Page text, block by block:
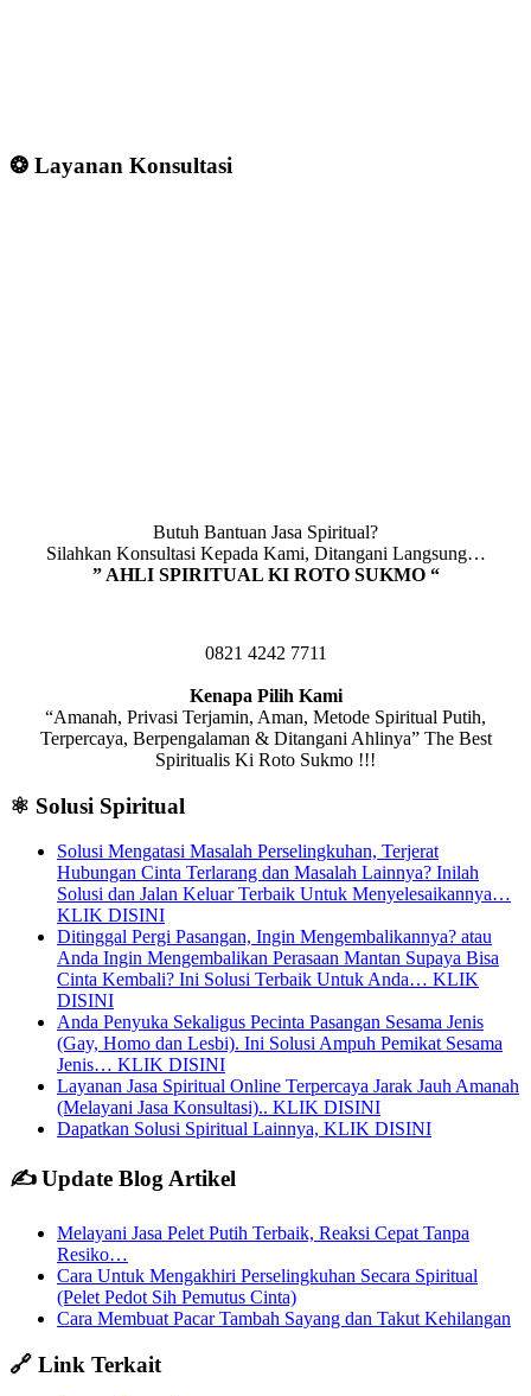
❂ Layanan Konsultasi
Butuh Bantuan Jasa Spiritual?
Silahkan Konsultasi Kepada Kami, Ditangani Langsung…
” AHLI SPIRITUAL KI ROTO SUKMO “
0821 4242 7711
Kenapa Pilih Kami
“Amanah, Privasi Terjamin, Aman, Metode Spiritual Putih,
Terpercaya, Berpengalaman & Ditangani Ahlinya” The Best
Spiritualis Ki Roto Sukmo !!!
⚛️ Solusi Spiritual
Solusi Mengatasi Masalah Perselingkuhan, Terjerat
Hubungan Cinta Terlarang dan Masalah Lainnya? Inilah
Solusi dan Jalan Keluar Terbaik Untuk Menyelesaikannya…
KLIK DISINI
Ditinggal Pergi Pasangan, Ingin Mengembalikannya? atau
Anda Ingin Mengembalikan Perasaan Mantan Supaya Bisa
Cinta Kembali? Ini Solusi Terbaik Untuk Anda… KLIK
DISINI
Anda Penyuka Sekaligus Pecinta Pasangan Sesama Jenis
(Gay, Homo dan Lesbi). Ini Solusi Ampuh Pemikat Sesama
Jenis… KLIK DISINI
Layanan Jasa Spiritual Online Terpercaya Jarak Jauh Amanah
(Melayani Jasa Konsultasi).. KLIK DISINI
Dapatkan Solusi Spiritual Lainnya, KLIK DISINI
✍️ Update Blog Artikel
Melayani Jasa Pelet Putih Terbaik, Reaksi Cepat Tanpa
Resiko…
Cara Untuk Mengakhiri Perselingkuhan Secara Spiritual
(Pelet Pedot Sih Pemutus Cinta)
Cara Membuat Pacar Tambah Sayang dan Takut Kehilangan
🔗 Link Terkait